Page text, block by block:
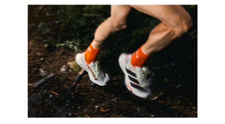
#注目のタグ
#SHOPPING ADDICT #憧れの逸品
#ESSENTIAL DESIGNS #古着サミット
#NEW VINTAGE #マイナーグッド図鑑
#路地裏てぃーん。 #MONTHLY JOURNAL
#GH 銘品の所以 #フイナムのYouTube
#Commune H #FOCUS IT #AH.H
#ととけん #FASHION #MUSIC #MOVIE